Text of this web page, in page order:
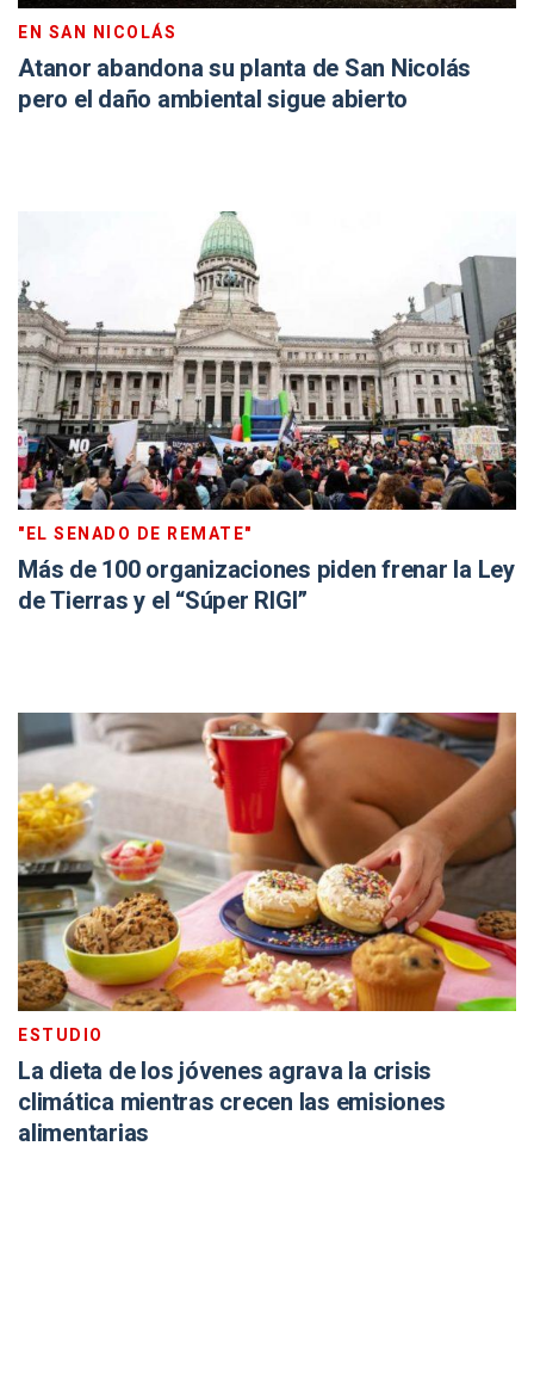
EN SAN NICOLÁS
Atanor abandona su planta de San Nicolás
pero el daño ambiental sigue abierto
"EL SENADO DE REMATE"
Más de 100 organizaciones piden frenar la Ley
de Tierras y el “Súper RIGI”
ESTUDIO
La dieta de los jóvenes agrava la crisis
climática mientras crecen las emisiones
alimentarias